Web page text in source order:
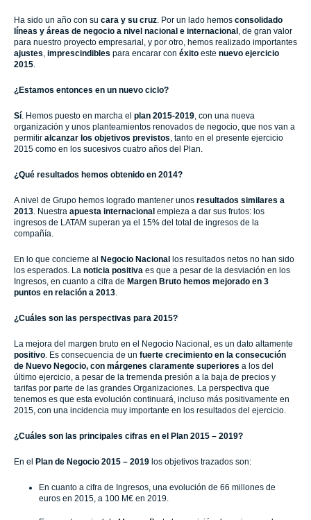
Ha sido un año con su cara y su cruz . Por un lado hemos consolidado
líneas y áreas de negocio a nivel nacional e internacional , de gran valor
para nuestro proyecto empresarial, y por otro, hemos realizado importantes
ajustes imprescindibles para encarar con éxito este nuevo ejercicio
2015
¿Estamos entonces en un nuevo ciclo?
Sí . Hemos puesto en marcha el plan 2015-2019 , con una nueva
organización y unos planteamientos renovados de negocio, que nos van a
permitir alcanzar los objetivos previstos , tanto en el presente ejercicio
2015 como en los sucesivos cuatro años del Plan.
¿Qué resultados hemos obtenido en 2014?
A nivel de Grupo hemos logrado mantener unos resultados similares a
2013 . Nuestra apuesta internacional empieza a dar sus frutos: los
ingresos de LATAM superan ya el 15% del total de ingresos de la
compañía.
En lo que concierne al Negocio Nacional los resultados netos no han sido
los esperados. La noticia positiva es que a pesar de la desviación en los
Ingresos, en cuanto a cifra de Margen Bruto hemos mejorado en 3
puntos en relación a 2013
¿Cuáles son las perspectivas para 2015?
La mejora del margen bruto en el Negocio Nacional, es un dato altamente
positivo . Es consecuencia de un fuerte crecimiento en la consecución
de Nuevo Negocio, con márgenes claramente superiores a los del
último ejercicio, a pesar de la tremenda presión a la baja de precios y
tarifas por parte de las grandes Organizaciones. La perspectiva que
tenemos es que esta evolución continuará, incluso más positivamente en
2015, con una incidencia muy importante en los resultados del ejercicio.
¿Cuáles son las principales cifras en el Plan 2015 – 2019?
En el Plan de Negocio 2015 – 2019 los objetivos trazados son:
En cuanto a cifra de Ingresos, una evolución de 66 millones de
euros en 2015, a 100 M€ en 2019.